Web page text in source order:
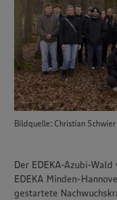
Bildquelle: Christian Schwier
Der EDEKA-Azubi-
EDEKA Minden-
gestartete